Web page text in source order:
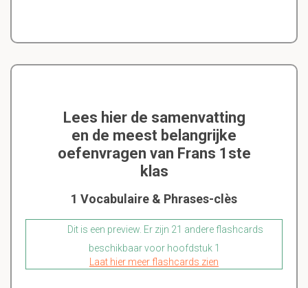
Lees hier de samenvatting
en de meest belangrijke
oefenvragen van Frans 1ste
klas
1 Vocabulaire & Phrases-clès
Dit is een preview. Er zijn 21 andere flashcards
beschikbaar voor hoofdstuk 1
Laat hier meer flashcards zien